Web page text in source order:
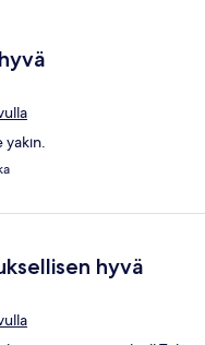
hyvä